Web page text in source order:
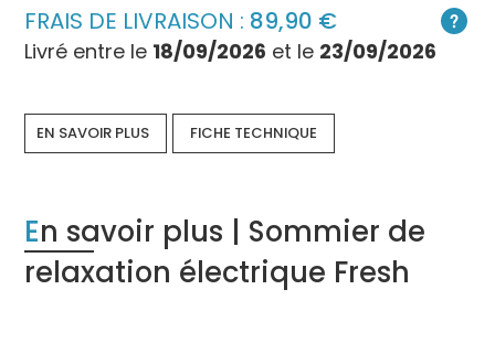
FRAIS DE LIVRAISON : 89,90
Livré entre le 18/09/2026 et le 23/09/2026
EN SAVOIR PLUS FICHE TECHNIQUE
En savoir plus | Sommier de
relaxation électrique Fresh